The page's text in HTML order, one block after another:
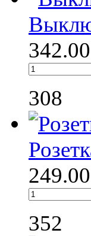
342.00
308
249.00
352